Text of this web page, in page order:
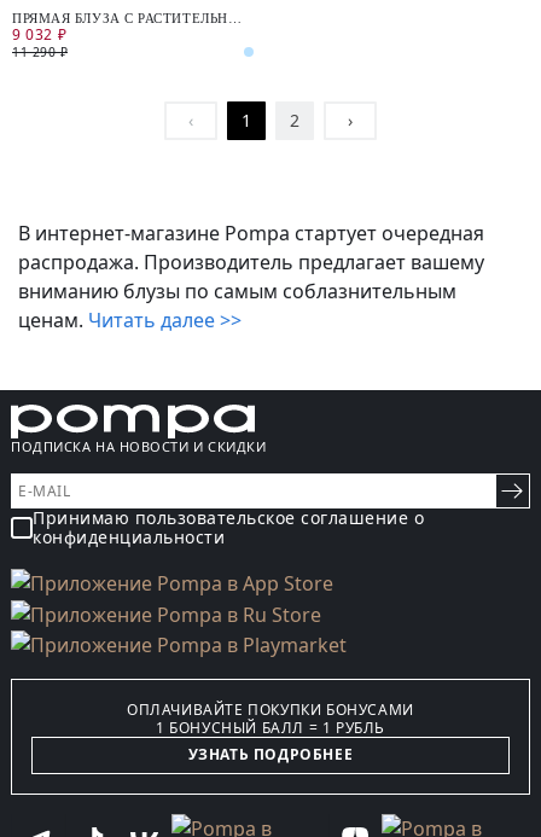
ПРЯМАЯ БЛУЗА С РАСТИТЕЛЬНЫМ
ПРИНТОМ
9 032 ₽
11 290 ₽
‹ 1 2 ›
В интернет-магазине Pompa стартует очередная
распродажа. Производитель предлагает вашему
вниманию блузы по самым соблазнительным
ценам. Читать далее >>
ПОДПИСКА НА НОВОСТИ И СКИДКИ
Принимаю пользовательское соглашение о
конфиденциальности
ОПЛАЧИВАЙТЕ ПОКУПКИ БОНУСАМИ
1 БОНУСНЫЙ БАЛЛ = 1 РУБЛЬ
УЗНАТЬ ПОДРОБНЕЕ